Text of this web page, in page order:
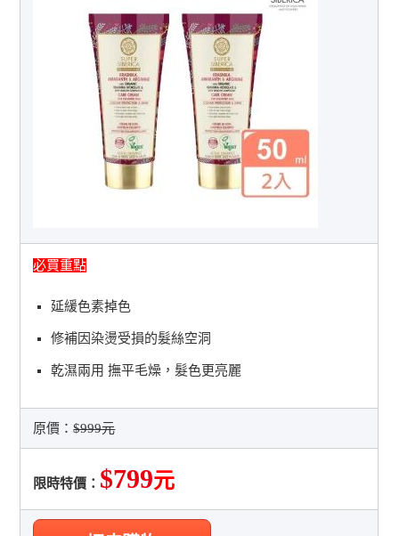
必買重點
延緩色素掉色
修補因染燙受損的髮絲空洞
乾濕兩用 撫平毛燥，髮色更亮麗
原價：$999元
限時特價： $799元